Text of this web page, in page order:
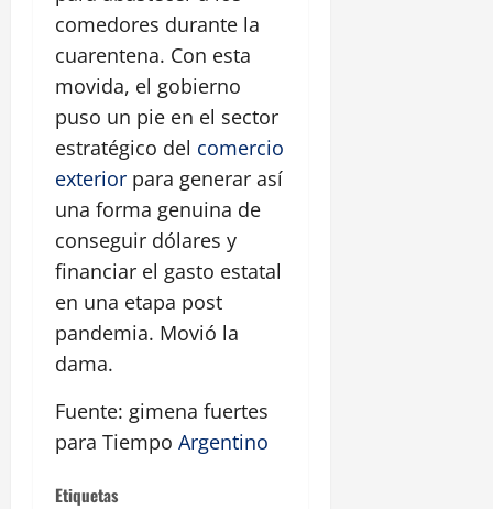
comedores durante la
cuarentena. Con esta
movida, el gobierno
puso un pie en el sector
estratégico del comercio
exterior para generar así
una forma genuina de
conseguir dólares y
financiar el gasto estatal
en una etapa post
pandemia. Movió la
dama.
Fuente: gimena fuertes
para Tiempo Argentino
Etiquetas